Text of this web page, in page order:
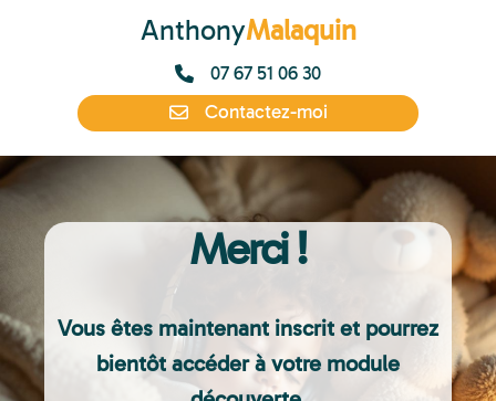
AnthonyMalaquin
07 67 51 06 30
Contactez-moi
Merci !
Vous êtes maintenant inscrit et pourrez
bientôt accéder à votre module